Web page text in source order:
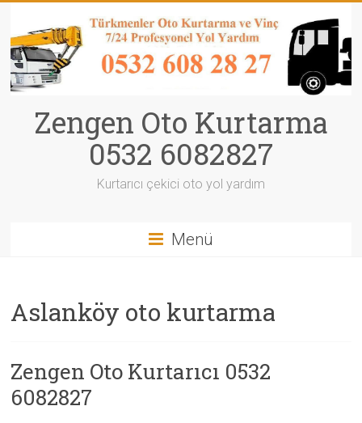
Zengen Oto Kurtarma
0532 6082827
Kurtarıcı çekici oto yol yardım
Menü
Aslanköy oto kurtarma
Zengen Oto Kurtarıcı 0532
6082827